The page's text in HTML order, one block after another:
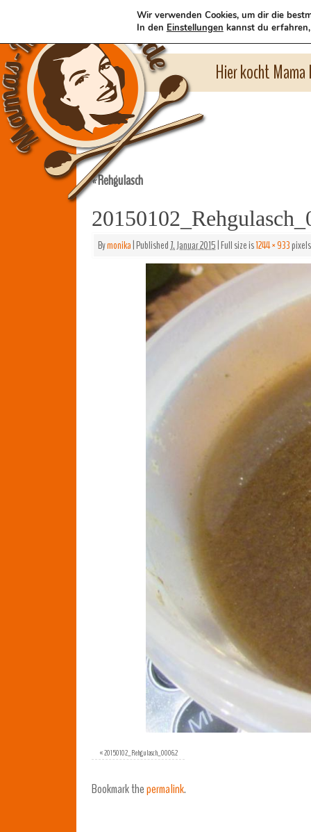
Hier kocht
«Rehgulasch
Bymonika|Published7. Januar 2015|Full size is1244 × 933pixels
«20150102_Rehgulasch_0006.2
Bookmark thepermalink.
Wir verwenden Cookies, um dir die
In den Einstellungen kannst du